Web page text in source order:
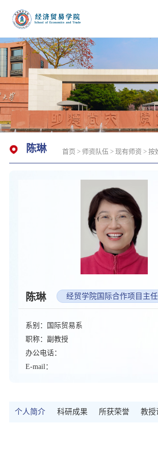
陈琳 首页 > 师资队伍 >现有师资 >按
陈琳 经贸学院国际合作项目主任
系别：国际贸易系
职称：副教授
办公电话：
E-mail：
个人简介 科研成果 所获荣誉 教授